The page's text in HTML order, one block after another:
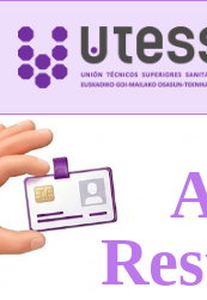
Skip
content
Inicio
QUIÉNES SOMOS